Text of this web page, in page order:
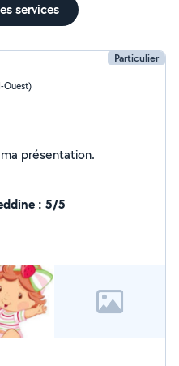
services
Particulier
Ouest)
Je n'ai pas encore renseigné ma présentation.
: 5/5